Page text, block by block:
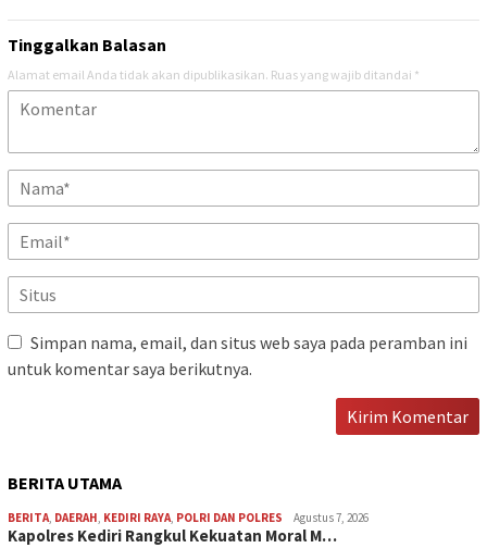
Tinggalkan Balasan
Alamat email Anda tidak akan dipublikasikan. Ruas yang wajib ditandai *
Simpan nama, email, dan situs web saya pada peramban ini
untuk komentar saya berikutnya.
BERITA UTAMA
BERITA, DAERAH, KEDIRI RAYA, POLRI DAN POLRES Agustus 7, 2026
Kapolres Kediri Rangkul Kekuatan Moral M…